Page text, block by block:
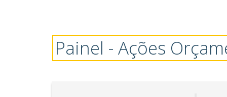
Painel - AçõesPainel - Ações